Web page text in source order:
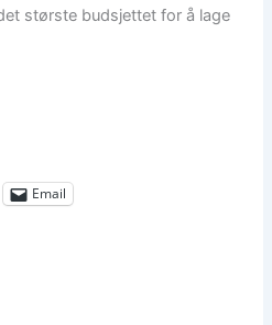
største budsjettet for å lage
Email